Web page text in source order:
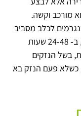
מורכב וקשה.
לכלב מסביב
הם מאוד גדולים. כך שגם לאחר הניתוח, ב- 24-48 שעות
בשל הנזקים
כשלא פעם הנזק בא